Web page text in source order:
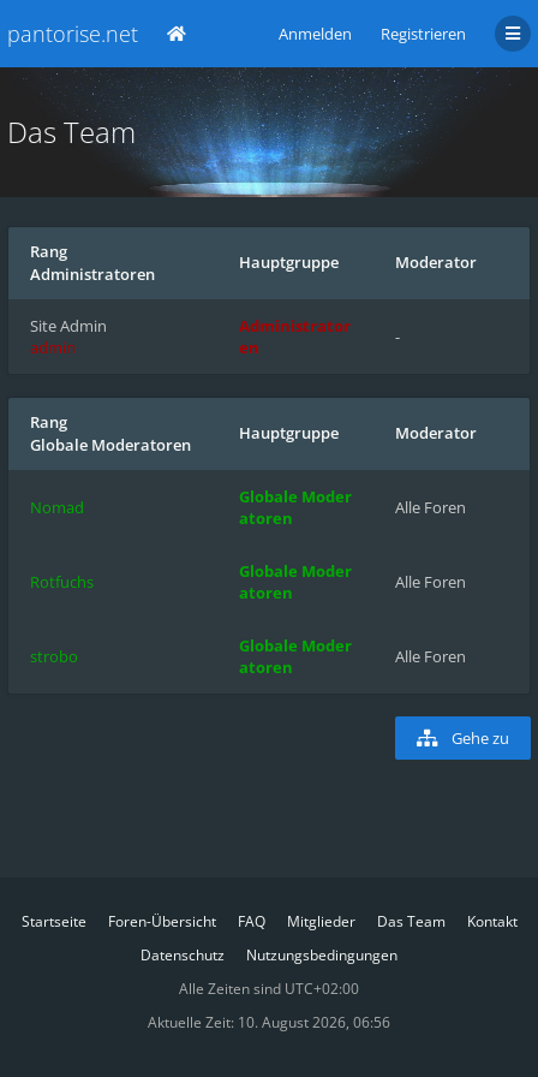
pantorise.net Anmelden Registrieren
Das Team
Rang
Administratoren
Hauptgruppe Moderator
Site Admin
admin
Administrator
en
-
Rang
Globale Moderatoren
Hauptgruppe Moderator
Nomad
Globale Moder
atoren
Alle Foren
Rotfuchs
Globale Moder
atoren
Alle Foren
strobo
Globale Moder
atoren
Alle Foren
Gehe zu
Startseite Foren-Übersicht FAQ Mitglieder Das Team
Kontakt
Datenschutz
Nutzungsbedingungen
Alle Zeiten sind UTC+02:00
Aktuelle Zeit: 10. August 2026, 06:56